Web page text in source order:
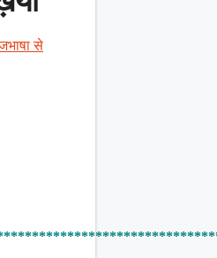
से